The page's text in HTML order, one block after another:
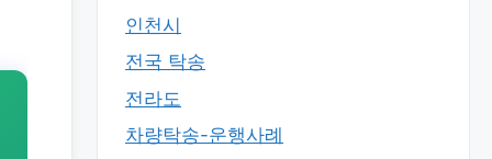
인천시
전국 탁송
전라도
차량탁송-운행사례